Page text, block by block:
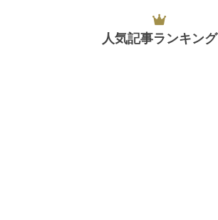
人気記事ランキング